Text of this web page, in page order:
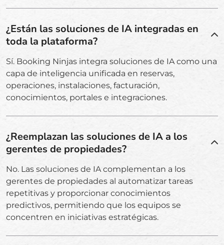
¿Están las soluciones de IA integradas en
toda la plataforma?
Sí. Booking Ninjas integra soluciones de IA como una
capa de inteligencia unificada en reservas,
operaciones, instalaciones, facturación,
conocimientos, portales e integraciones.
¿Reemplazan las soluciones de IA a los
gerentes de propiedades?
No. Las soluciones de IA complementan a los
gerentes de propiedades al automatizar tareas
repetitivas y proporcionar conocimientos
predictivos, permitiendo que los equipos se
concentren en iniciativas estratégicas.